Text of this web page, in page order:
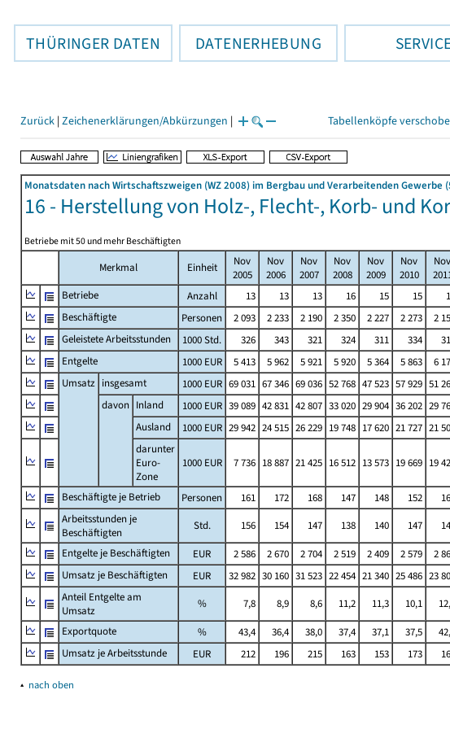
THÜRINGER DATEN DATENERHEBUNG
Zurück | Zeichenerklärungen/Abkürzungen | Tabellenköpfe
Monatsdaten nach Wirtschaftszweigen (WZ 2008) im Bergbau und Verarbeitenden
16 - Herstellung von Holz-, Flecht-, Korb- und
Betriebe mit 50 und mehr Beschäftigten
Merkmal Einheit
Nov
2005
Nov
2006
Nov
2007
Nov
2008
Nov
2009
Nov
2010
Nov
Betriebe
Anzahl 13 13 13 16 15 15
Beschäftigte
Personen 2 093 2 233 2 190 2 350 2 227 2 273 2
Geleistete Arbeitsstunden
1000 Std. 326 343 321 324 311 334
Entgelte
1000 EUR 5 413 5 962 5 921 5 920 5 364 5 863 6
Umsatz insgesamt 1000 EUR 69 031 67 346 69 036 52 768 47 523 57 929 51
davon Inland 1000 EUR 39 089 42 831 42 807 33 020 29 904 36 202 29
Ausland
1000 EUR 29 942 24 515 26 229 19 748 17 620 21 727 21
darunter
Euro-
Zone
1000 EUR 7 736 18 887 21 425 16 512 13 573 19 669 19
Beschäftigte je Betrieb Personen 161 172 168 147 148 152
Arbeitsstunden je
Beschäftigten
Std. 156 154 147 138 140 147
Entgelte je Beschäftigten
EUR 2 586 2 670 2 704 2 519 2 409 2 579 2
Umsatz je Beschäftigten
EUR 32 982 30 160 31 523 22 454 21 340 25 486 23
Anteil Entgelte am
Umsatz
% 7,8 8,9 8,6 11,2 11,3 10,1
Exportquote
% 43,4 36,4 38,0 37,4 37,1 37,5
Umsatz je Arbeitsstunde
EUR 212 196 215 163 153 173
▴ nach oben